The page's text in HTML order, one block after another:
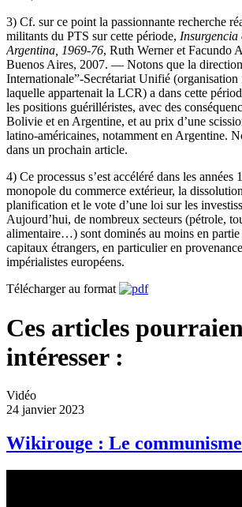
3) Cf. sur ce point la passionnante recherche
militants du PTS sur cette période,
Argentina, 1969-76, Ruth Werner et Facundo
Buenos Aires, 2007. — Notons que la
Internationale”-Secrétariat Unifié (organisation
laquelle appartenait la LCR) a dans cette
les positions guérilléristes, avec des
Bolivie et en Argentine, et au prix d’une
latino-américaines, notamment en Argentine.
dans un prochain article.
4) Ce processus s’est accéléré dans les
monopole du commerce extérieur, la
planification et le vote d’une loi sur les
Aujourd’hui, de nombreux secteurs (pétrole,
alimentaire…) sont dominés au moins en partie
capitaux étrangers, en particulier en
impérialistes européens.
Télécharger au format
Ces articles
intéresser :
Vidéo
24 janvier 2023
Wikirouge : Le